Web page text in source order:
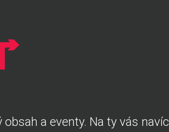
a eventy. Na ty vás navíc